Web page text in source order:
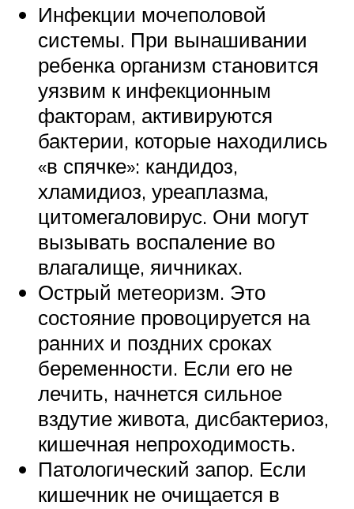
Инфекции мочеполовой
системы. При вынашивании
ребенка организм становится
уязвим к инфекционным
факторам, активируются
бактерии, которые находились
«в спячке»: кандидоз,
хламидиоз, уреаплазма,
цитомегаловирус. Они могут
вызывать воспаление во
влагалище, яичниках.
Острый метеоризм. Это
состояние провоцируется на
ранних и поздних сроках
беременности. Если его не
лечить, начнется сильное
вздутие живота, дисбактериоз,
кишечная непроходимость.
Патологический запор. Если
кишечник не очищается в